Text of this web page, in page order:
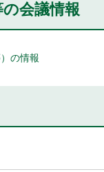
会議情報
の情報